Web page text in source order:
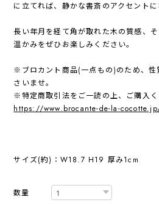
に立てれば、静かな書斎のアクセントに
長い年月を経て角が取れた木の質感、
温かみをぜひお楽しみください。
※ブロカント商品(一点もの)のため、性
さいませ。
※特定商取引法をご一読の上、ご購入く
https://www.brocante-de-la-
サイズ(約)：W18.7 H19 厚み1cm
数量